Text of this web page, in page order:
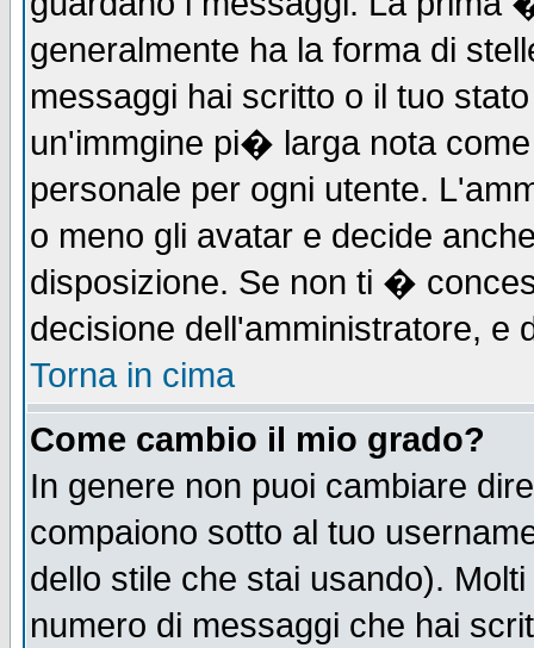
generalmente ha la forma di
messaggi hai scritto o il tuo
un'immgine pi� larga nota
personale per ogni utente.
o meno gli avatar e decide
disposizione. Se non ti �
decisione dell'amministratore, e
Torna in cima
Come cambio il mio grado?
In genere non puoi cambiare
compaiono sotto al tuo
dello stile che stai usando).
numero di messaggi che hai